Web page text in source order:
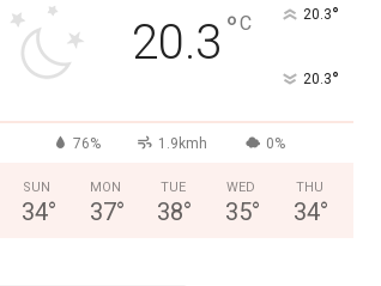
20.3 °C 20.3°
20.3°
76% 1.9kmh 0%
SUN
34°
MON
37°
TUE
38°
WED
35°
THU
34°